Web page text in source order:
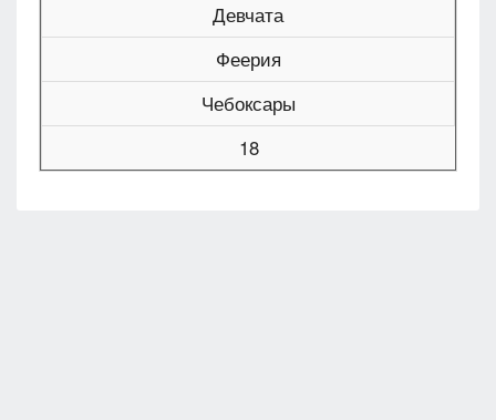
Девчата
Феерия
Чебоксары
18